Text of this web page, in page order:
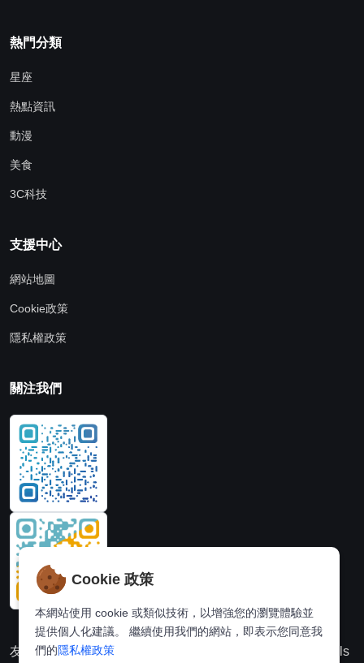
熱門分類
星座
熱點資訊
動漫
美食
3C科技
支援中心
網站地圖
Cookie政策
隱私權政策
關注我們
友情連結：動漫派 Hi,online tools
Cookie 政策
本網站使用 cookie 或類似技術，以增強您的瀏覽體驗並
提供個人化建議。 繼續使用我們的網站，即表示您同意我
們的隱私權政策